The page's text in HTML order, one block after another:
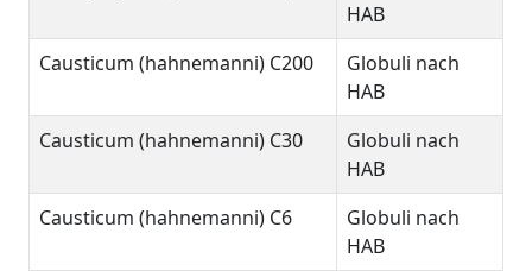
HAB
Causticum (hahnemanni) C200
Globuli nach
HAB
Causticum (hahnemanni) C30
Globuli nach
HAB
Causticum (hahnemanni) C6
Globuli nach
HAB